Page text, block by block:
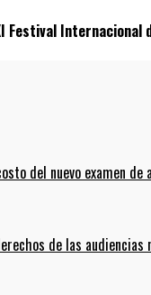
Festival Internacional
del nuevo examen de
de las audiencias